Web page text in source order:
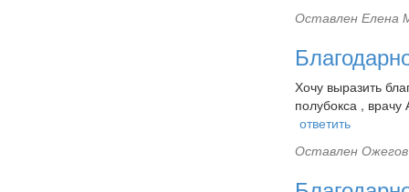
Оставлен Елена
Хочу выразить
полубокса ,
ответить
Оставлен